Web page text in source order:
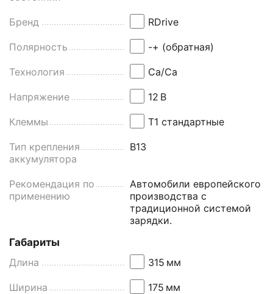
Бренд RDrive
Полярность -+ (обратная)
Технология Ca/Ca
Напряжение 12 В
Клеммы Т1 стандартные
Тип крепления
аккумулятора
B13
Рекомендация по
применению
Автомобили европейского
производства с
традиционной системой
зарядки.
Габариты
Длина
315 мм
Ширина 175 мм